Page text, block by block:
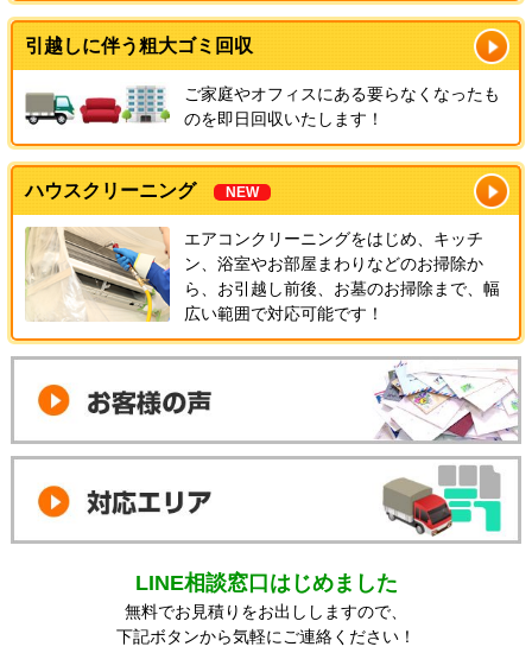
引越しに伴う粗大ゴミ回収
ご家庭やオフィスにある要らなくなったも
のを即日回収いたします！
ハウスクリーニング NEW
エアコンクリーニングをはじめ、キッチ
ン、浴室やお部屋まわりなどのお掃除か
ら、お引越し前後、お墓のお掃除まで、幅
広い範囲で対応可能です！
LINE相談窓口はじめました
無料でお見積りをお出ししますので、
下記ボタンから気軽にご連絡ください！